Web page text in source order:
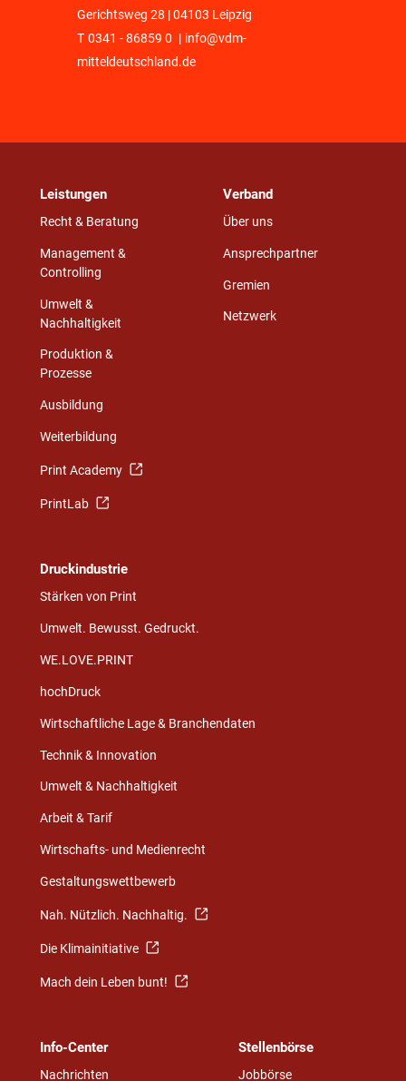
Gerichtsweg 28 | 04103 Leipzig
T 0341 - 86859 0 | info@vdm-
mitteldeutschland.de
Leistungen
Recht & Beratung
Management &
Controlling
Umwelt &
Nachhaltigkeit
Produktion &
Prozesse
Ausbildung
Weiterbildung
Print Academy
PrintLab
Verband
Über uns
Ansprechpartner
Gremien
Netzwerk
Druckindustrie
Stärken von Print
Umwelt. Bewusst. Gedruckt.
WE.LOVE.PRINT
hochDruck
Wirtschaftliche Lage & Branchendaten
Technik & Innovation
Umwelt & Nachhaltigkeit
Arbeit & Tarif
Wirtschafts- und Medienrecht
Gestaltungswettbewerb
Nah. Nützlich. Nachhaltig.
Die Klimainitiative
Mach dein Leben bunt!
Info-Center
Nachrichten
Stellenbörse
Jobbörse